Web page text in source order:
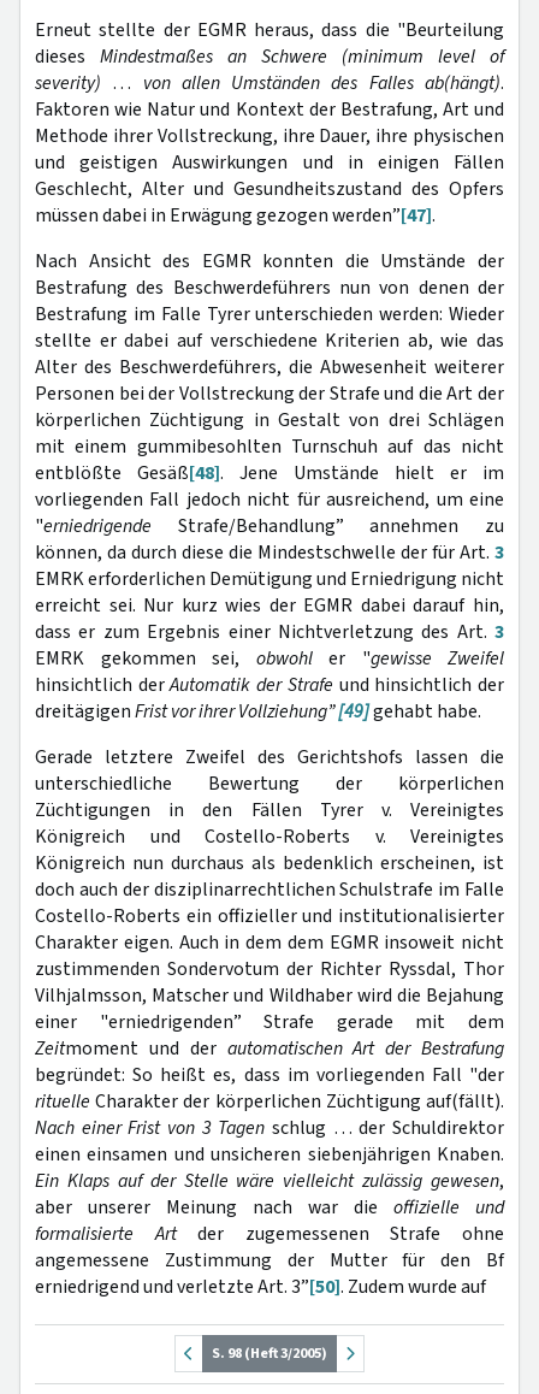
Erneut stellte der EGMR heraus, dass die "Beurteilung
dieses Mindestmaßes an Schwere (minimum level of
severity) … von allen Umständen des Falles ab(hängt).
Faktoren wie Natur und Kontext der Bestrafung, Art und
Methode ihrer Vollstreckung, ihre Dauer, ihre physischen
und geistigen Auswirkungen und in einigen Fällen
Geschlecht, Alter und Gesundheitszustand des Opfers
müssen dabei in Erwägung gezogen werden”[47].
Nach Ansicht des EGMR konnten die Umstände der
Bestrafung des Beschwerdeführers nun von denen der
Bestrafung im Falle Tyrer unterschieden werden: Wieder
stellte er dabei auf verschiedene Kriterien ab, wie das
Alter des Beschwerdeführers, die Abwesenheit weiterer
Personen bei der Vollstreckung der Strafe und die Art der
körperlichen Züchtigung in Gestalt von drei Schlägen
mit einem gummibesohlten Turnschuh auf das nicht
entblößte Gesäß[48]. Jene Umstände hielt er im
vorliegenden Fall jedoch nicht für ausreichend, um eine
"erniedrigende Strafe/Behandlung” annehmen zu
können, da durch diese die Mindestschwelle der für Art. 3
EMRK erforderlichen Demütigung und Erniedrigung nicht
erreicht sei. Nur kurz wies der EGMR dabei darauf hin,
dass er zum Ergebnis einer Nichtverletzung des Art. 3
EMRK gekommen sei, obwohler "gewisse Zweifel
hinsichtlich derAutomatik der Strafe und hinsichtlich der
dreitägigenFrist vor ihrer Vollziehung”[49]gehabt habe.
Gerade letztere Zweifel des Gerichtshofs lassen die
unterschiedliche Bewertung der körperlichen
Züchtigungen in den Fällen Tyrer v. Vereinigtes
Königreich und Costello-Roberts v. Vereinigtes
Königreich nun durchaus als bedenklich erscheinen, ist
doch auch der disziplinarrechtlichen Schulstrafe im Falle
Costello-Roberts ein offizieller und institutionalisierter
Charakter eigen. Auch in dem dem EGMR insoweit nicht
zustimmenden Sondervotum der Richter Ryssdal, Thor
Vilhjalmsson, Matscher und Wildhaber wird die Bejahung
einer "erniedrigenden” Strafe gerade mit dem
Zeitmoment und der automatischen Art der Bestrafung
begründet: So heißt es, dass im vorliegenden Fall "der
rituelle Charakter der körperlichen Züchtigung auf(fällt).
Nach einer Frist von 3 Tagen schlug … der Schuldirektor
einen einsamen und unsicheren siebenjährigen Knaben.
Ein Klaps auf der Stelle wäre vielleicht zulässig gewesen,
aber unserer Meinung nach war die offizielle und
formalisierte Artder zugemessenen Strafe ohne
angemessene Zustimmung der Mutter für den Bf
erniedrigend und verletzte Art. 3”[50]. Zudem wurde auf
S. 98 (Heft 3/2005)